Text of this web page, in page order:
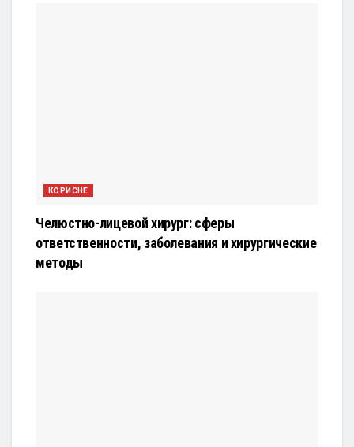
КОРИСНЕ
Челюстно-лицевой хирург: сферы
ответственности, заболевания и хирургические
методы